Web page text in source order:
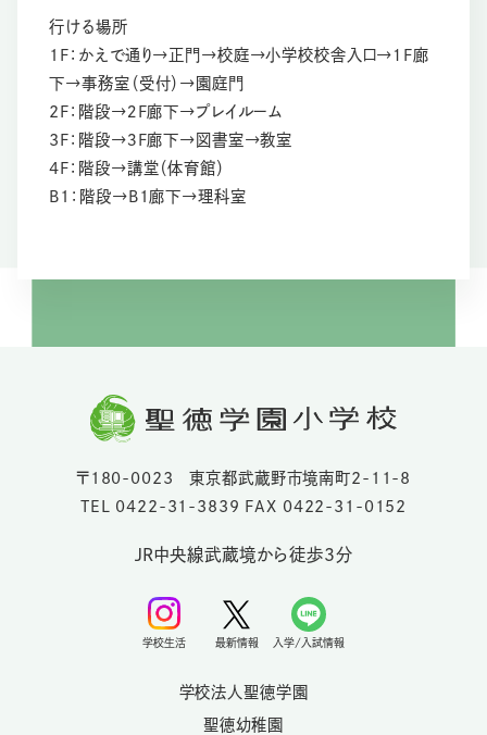
行ける場所
1F：かえで通り→正門→校庭→小学校校舎入口→１F廊
下→事務室（受付）→園庭門
2F：階段→２F廊下→プレイルーム
3F：階段→３F廊下→図書室→教室
4F：階段→講堂（体育館）
B1：階段→B1廊下→理科室
〒180-0023 東京都武蔵野市境南町2-11-8
TEL 0422-31-3839 FAX 0422-31-0152
JR中央線武蔵境から徒歩3分
学校生活 最新情報 入学/入試情報
学校法人聖徳学園
聖徳幼稚園